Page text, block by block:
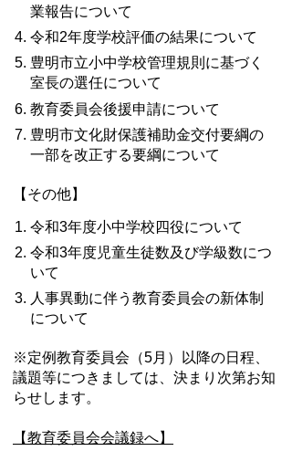
業報告について
令和2年度学校評価の結果について
豊明市立小中学校管理規則に基づく
室長の選任について
教育委員会後援申請について
豊明市文化財保護補助金交付要綱の
一部を改正する要綱について
【その他】
令和3年度小中学校四役について
令和3年度児童生徒数及び学級数につ
いて
人事異動に伴う教育委員会の新体制
について
※定例教育委員会（5月）以降の日程、
議題等につきましては、決まり次第お知
らせします。
【教育委員会会議録へ】